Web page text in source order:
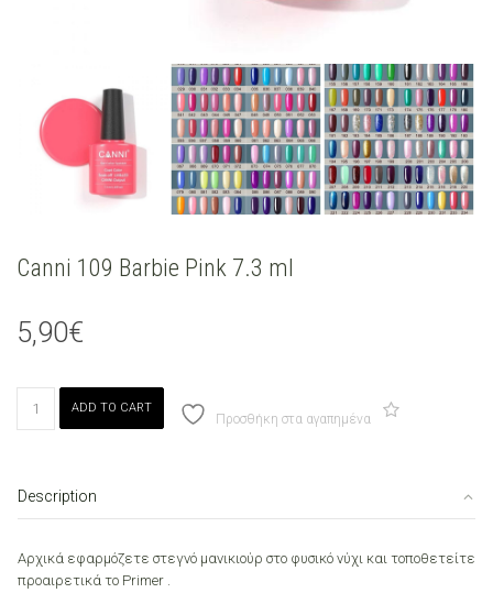
Canni 109 Barbie Pink 7.3 ml
5,90€
109
ml
ADD TO CART
Προσθήκη στα αγαπημένα
Description
Αρχικά εφαρμόζετε στεγνό μανικιούρ στο φυσικό νύχι και τοποθετείτε
προαιρετικά το Primer .